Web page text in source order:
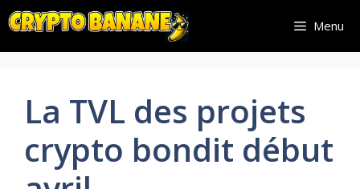
Aller
au
contenu
Menu
La TVL des projets
crypto bondit début